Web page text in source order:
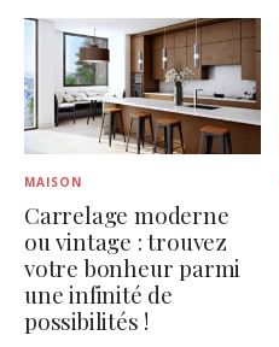
MAISON
Carrelage moderne
ou vintage : trouvez
votre bonheur parmi
une infinité de
possibilités !